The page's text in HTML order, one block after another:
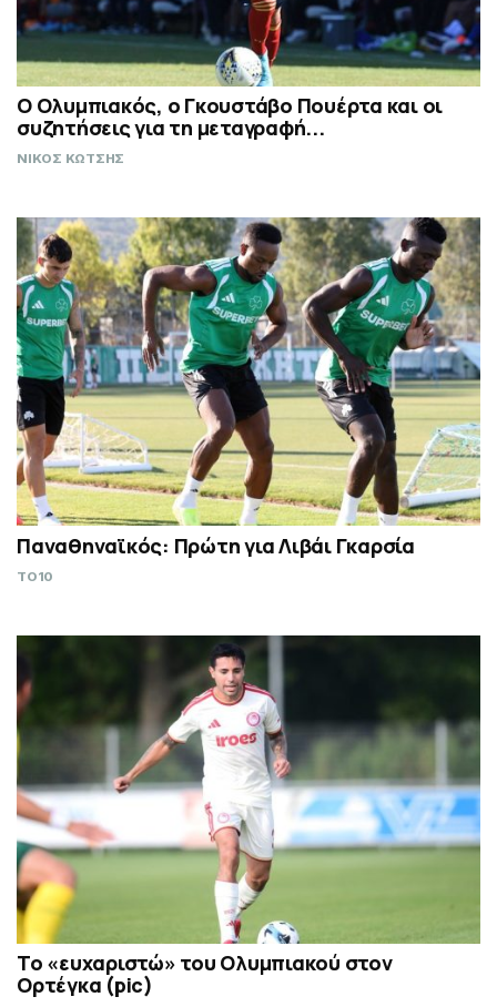
Ο Ολυμπιακός, ο Γκουστάβο Πουέρτα και οι
συζητήσεις για τη μεταγραφή...
ΝΙΚΟΣ ΚΩΤΣΗΣ
Παναθηναϊκός: Πρώτη για Λιβάι Γκαρσία
TO10
Το «ευχαριστώ» του Ολυμπιακού στον
Ορτέγκα (pic)